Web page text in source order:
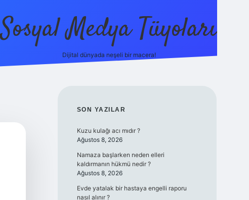
Sosyal Medya Tüyoları
Dijital dünyada neşeli bir macera!
SIDEBAR
SON YAZILAR
Kuzu kulağı acı mıdır ?
Ağustos 8, 2026
Namaza başlarken neden elleri
kaldırmanın hükmü nedir ?
Ağustos 8, 2026
Evde yatalak bir hastaya engelli raporu
nasıl alınır ?